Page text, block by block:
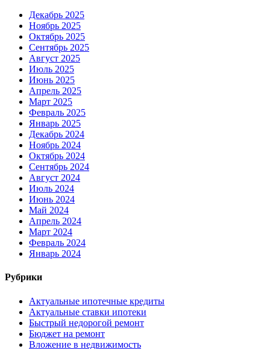
Декабрь 2025
Ноябрь 2025
Октябрь 2025
Сентябрь 2025
Август 2025
Июль 2025
Июнь 2025
Апрель 2025
Март 2025
Февраль 2025
Январь 2025
Декабрь 2024
Ноябрь 2024
Октябрь 2024
Сентябрь 2024
Август 2024
Июль 2024
Июнь 2024
Май 2024
Апрель 2024
Март 2024
Февраль 2024
Январь 2024
Рубрики
Актуальные ипотечные кредиты
Актуальные ставки ипотеки
Быстрый недорогой ремонт
Бюджет на ремонт
Вложение в недвижимость